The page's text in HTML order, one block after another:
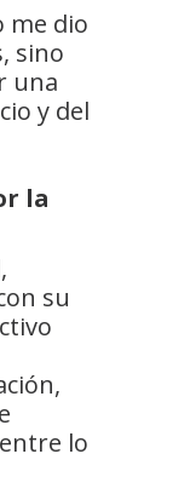
me dio
sino
una
y del
la
su
lo